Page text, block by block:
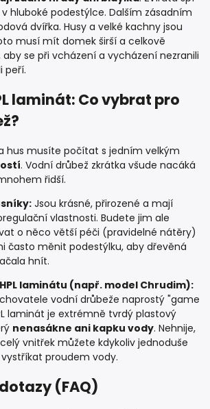
hluboké podestýlce. Dalším zásadním
dvířka. Husy a velké kachny jsou
musí mít domek širší a celkově
se při vcházení a vycházení nezranili
peří.
laminát: Co vybrat pro
hus musíte počítat s jedním velkým
. Vodní drůbež zkrátka všude nacáká
řidší.
Jsou krásné, přirozené a mají
vlastnosti. Budete jim ale
o něco větší péči (pravidelné nátěry)
často měnit podestýlku, aby dřevěná
hnít.
laminátu (např. model Chrudim):
vodní drůbeže naprostý "game
laminát je extrémně tvrdý plastový
nenasákne ani kapku vody. Nehnije,
vnitřek můžete kdykoliv jednoduše
proudem vody.
(FAQ)